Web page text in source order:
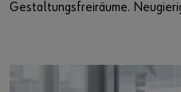
Gestaltungsfreiräume.